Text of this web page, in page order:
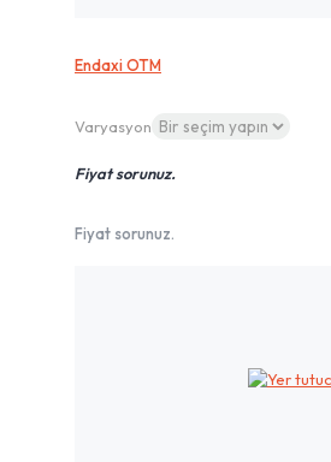
Endaxi OTM
Varyasyon
Fiyat sorunuz.
Fiyat sorunuz.